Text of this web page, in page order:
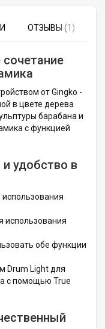
ОТЗЫВЫ (1)
сочетание
от Gingko -
в цвете дерева
барабана и
с функцией
удобство в
использования
обе функции
Drum Light для
с помощью True